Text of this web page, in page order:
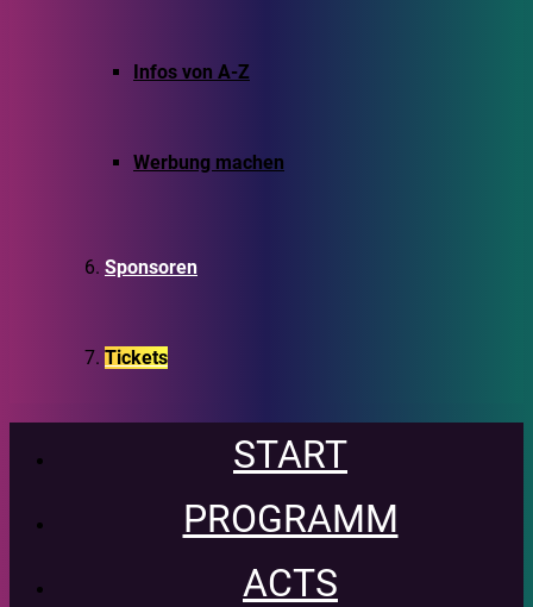
Infos von A-Z
Werbung machen
Sponsoren
Tickets
START
PROGRAMM
ACTS